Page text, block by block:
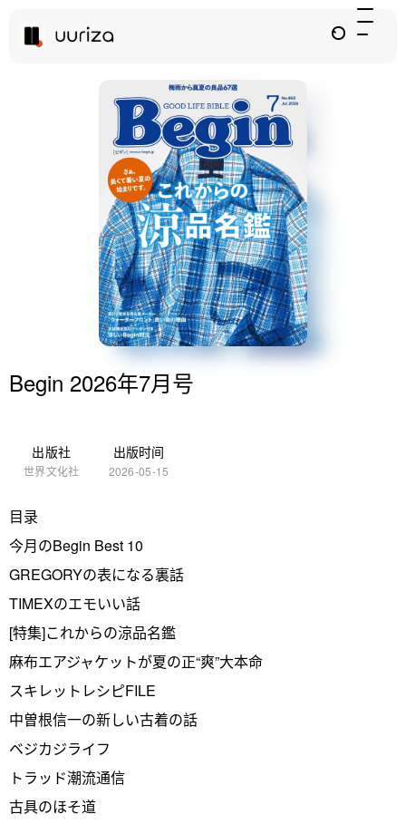
Begin 2026年7月号
出版社
世界文化社
出版时间
2026-05-15
目录
今月のBegin Best 10
GREGORYの表になる裏話
TIMEXのエモいい話
[特集]これからの涼品名鑑
麻布エアジャケットが夏の正“爽”大本命
スキレットレシピFILE
中曽根信一の新しい古着の話
ベジカジライフ
トラッド潮流通信
古具のほそ道